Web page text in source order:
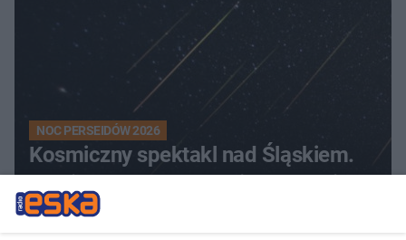
NOC PERSEIDÓW 2026
Kosmiczny spektakl nad Śląskiem.
Tutaj zobaczysz Perseidy w całej
okazałości